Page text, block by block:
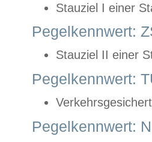
Stauziel I einer
Pegelkennwert:
Stauziel II einer
Pegelkennwert:
Pegelkennwert: